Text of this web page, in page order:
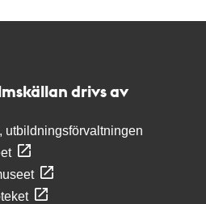
drivs av
utbildningsförvaltningen